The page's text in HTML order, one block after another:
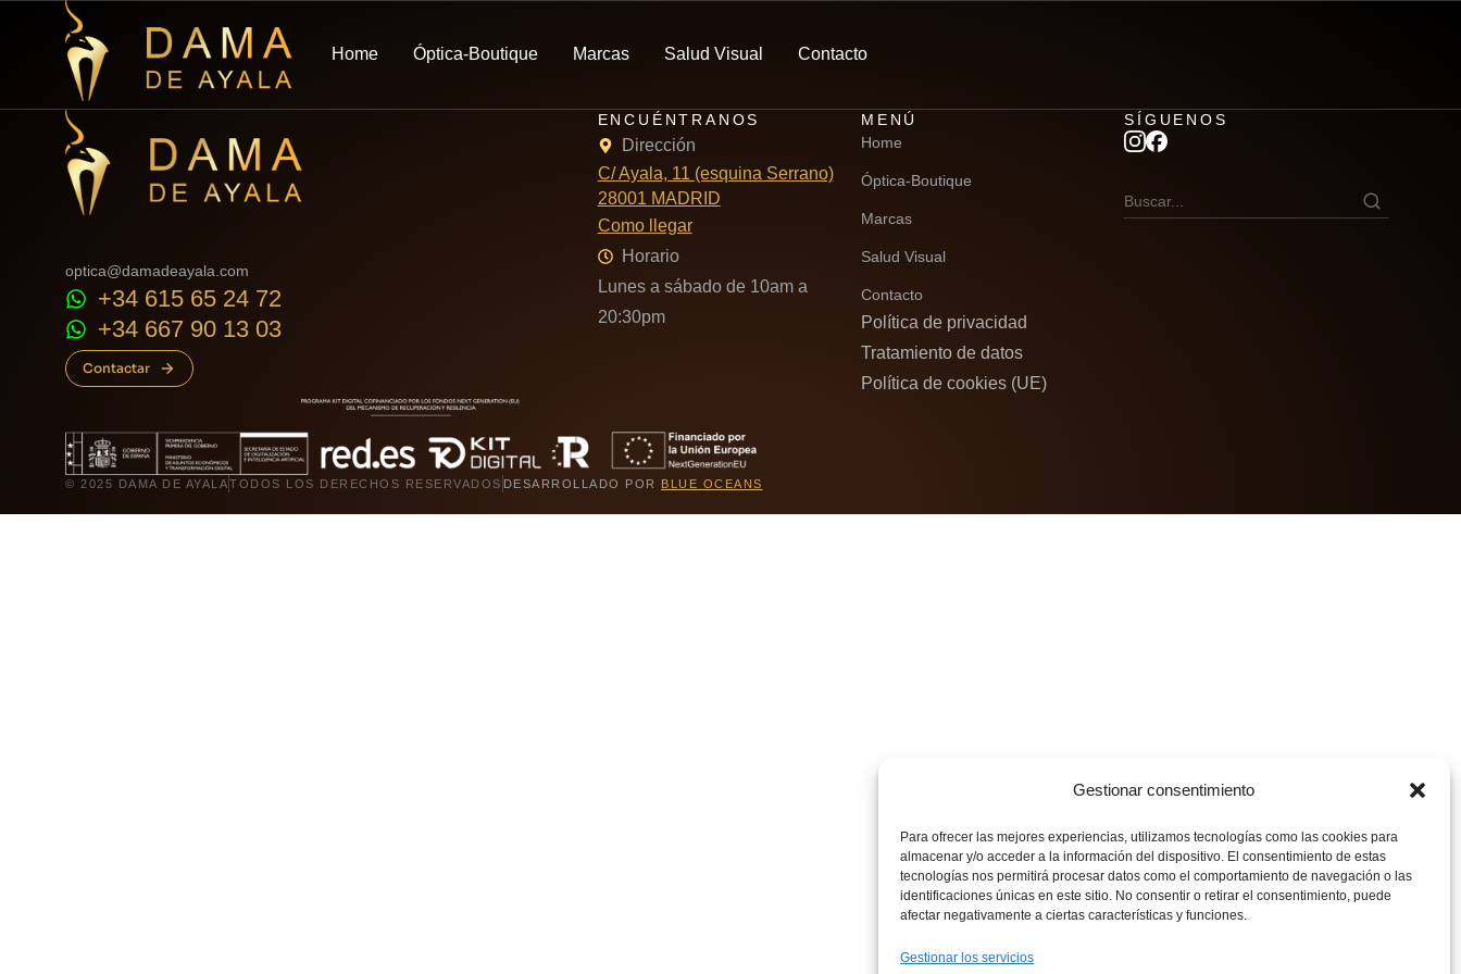
Gestionar consentimiento
Para ofrecer las mejores experiencias, utilizamos tecnologías como las cookies para
almacenar y/o acceder a la información del dispositivo. El consentimiento de estas
tecnologías nos permitirá procesar datos como el comportamiento de navegación o las
identificaciones únicas en este sitio. No consentir o retirar el consentimiento, puede
afectar negativamente a ciertas características y funciones.
Gestionar los servicios
Home Óptica-Boutique Marcas Salud Visual Contacto
optica@damadeayala.com
+34 615 65 24 72
+34 667 90 13 03
Contactar
ENCUÉNTRANOS
Dirección
C/ Ayala, 11 (esquina Serrano)
28001 MADRID
Como llegar
Horario
Lunes a sábado de 10am a
20:30pm
MENÚ
Home
Óptica-Boutique
Marcas
Salud Visual
Contacto
Política de privacidad
Tratamiento de datos
Política de cookies (UE)
SÍGUENOS
© 2025 DAMA DE AYALATODOS LOS DERECHOS RESERVADOS DESARROLLADO POR BLUE OCEANS